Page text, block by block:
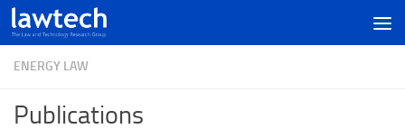
ENERGY LAW
Publications